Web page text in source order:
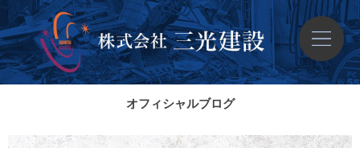
オフィシャルブログ